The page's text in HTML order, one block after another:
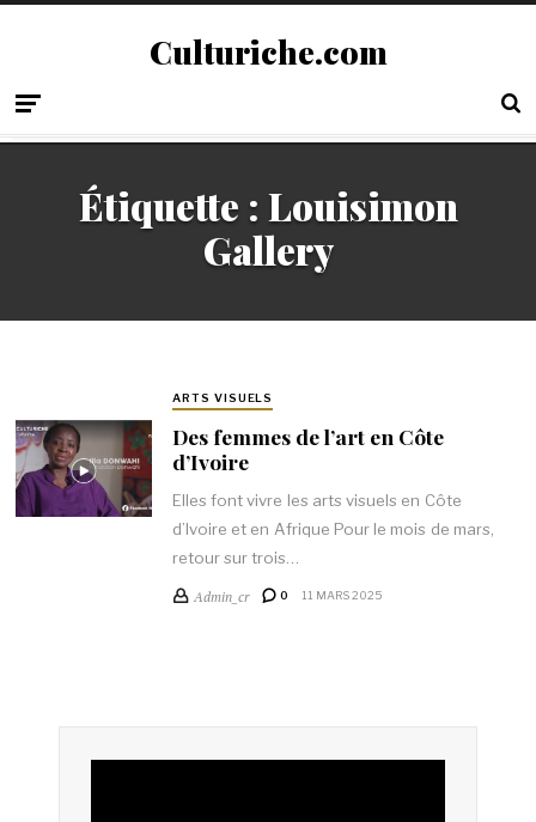
Culturiche.com
Étiquette : Louisimon
Gallery
ARTS VISUELS
Des femmes de l’art en Côte
d’Ivoire
Elles font vivre les arts visuels en Côte
d’Ivoire et en Afrique Pour le mois de mars,
retour sur trois…
Admin_cr 0 11 MARS 2025